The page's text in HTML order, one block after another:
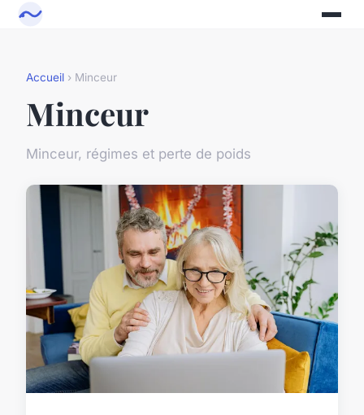
Accueil › Minceur
Minceur
Minceur, régimes et perte de poids